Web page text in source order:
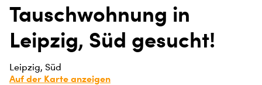
Tauschwohnung in
Leipzig, Süd gesucht!
Leipzig, Süd
Auf der Karte anzeigen